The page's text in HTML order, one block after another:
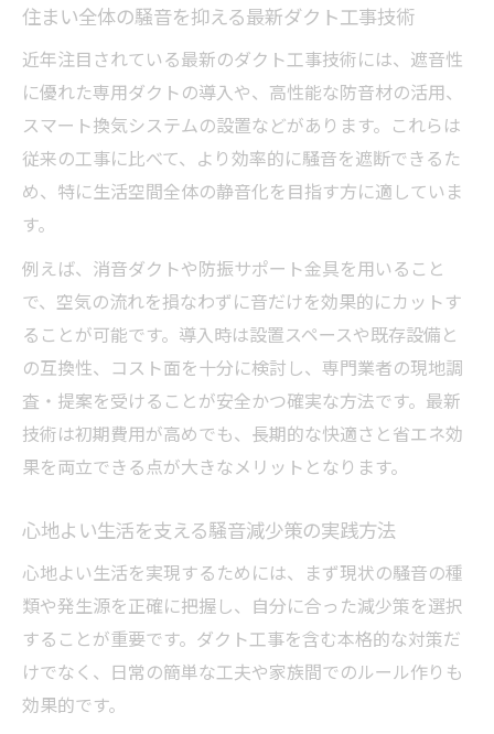
住まい全体の騒音を抑える最新ダクト工事技術
近年注目されている最新のダクト工事技術には、遮音性
に優れた専用ダクトの導入や、高性能な防音材の活用、
スマート換気システムの設置などがあります。これらは
従来の工事に比べて、より効率的に騒音を遮断できるた
め、特に生活空間全体の静音化を目指す方に適していま
す。
例えば、消音ダクトや防振サポート金具を用いること
で、空気の流れを損なわずに音だけを効果的にカットす
ることが可能です。導入時は設置スペースや既存設備と
の互換性、コスト面を十分に検討し、専門業者の現地調
査・提案を受けることが安全かつ確実な方法です。最新
技術は初期費用が高めでも、長期的な快適さと省エネ効
果を両立できる点が大きなメリットとなります。
心地よい生活を支える騒音減少策の実践方法
心地よい生活を実現するためには、まず現状の騒音の種
類や発生源を正確に把握し、自分に合った減少策を選択
することが重要です。ダクト工事を含む本格的な対策だ
けでなく、日常の簡単な工夫や家族間でのルール作りも
効果的です。